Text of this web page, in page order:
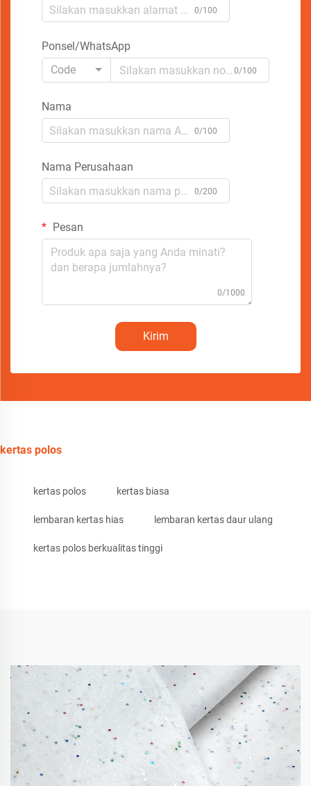
0/100
Ponsel/WhatsApp
Code
0/100
Nama
0/100
Nama Perusahaan
0/200
Pesan
0/1000
Kirim
kertas polos
kertas polos kertas biasa
lembaran kertas hias lembaran kertas daur ulang
kertas polos berkualitas tinggi